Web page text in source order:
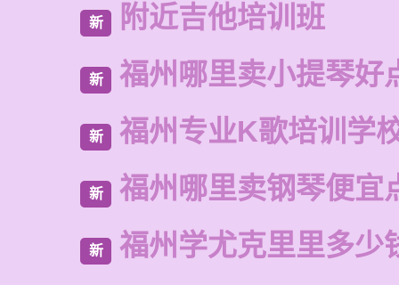
新 附近吉他培训班
新 福州哪里卖小提琴好
新 福州专业K歌培训学
新 福州哪里卖钢琴便宜
新 福州学尤克里里多少